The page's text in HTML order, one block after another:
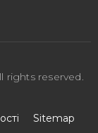
rights reserved.
Sitemap